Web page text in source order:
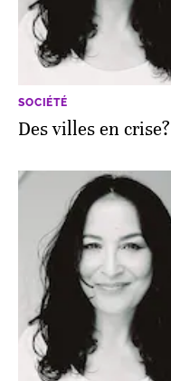
SOCIÉTÉ
Des villes en